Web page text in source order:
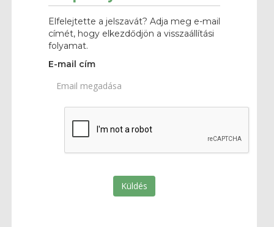
Elfelejtette a jelszavát? Adja meg e-mail
címét, hogy elkezdődjön a visszaállítási
folyamat.
E-mail cím
Küldés